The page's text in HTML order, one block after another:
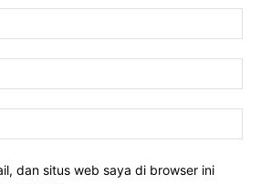
dan situs web saya di browser ini